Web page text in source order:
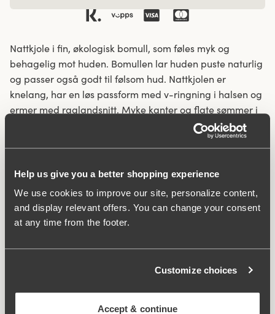
Help us give you a better shopping experience
We use cookies to improve our site, personalize content,
and display relevant offers. You can change your consent
at any time from the footer.
Customize choices
Accept & continue
Nattkjole i fin, økologisk bomull, som føles myk og
behagelig mot huden. Bomullen lar huden puste naturlig
og passer også godt til følsom hud. Nattkjolen er
knelang, har en løs passform med v-ringning i halsen og
ermer med raglandsnitt. Myke kanter og flate sømmer i
hals, ermer og fold. Økologisk bomull dyrkes uten
kunstgjødsel og sprøytemidler, noe som gir et lavere
Nattøy med naturlig pusteevne.
Økologisk bomull – snill mot huden
Løs passform.
Artikelnummer: 731002